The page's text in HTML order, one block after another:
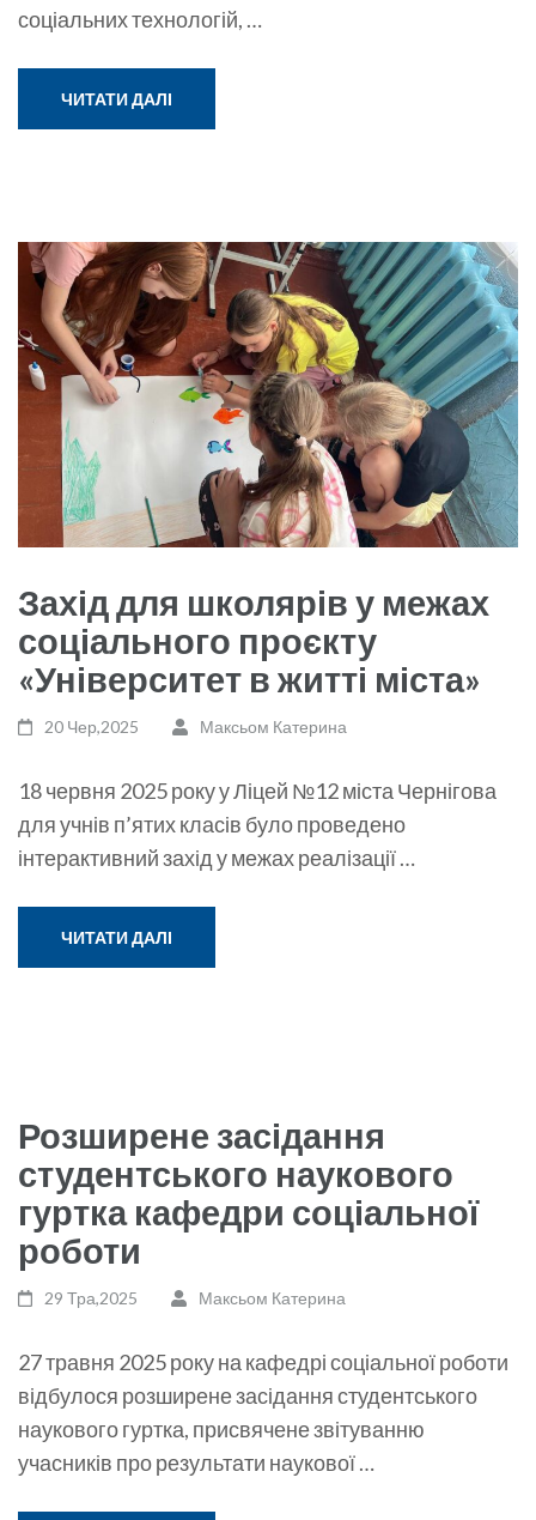
соціальних технологій, …
ЧИТАТИ ДАЛІ
Захід для школярів у межах
соціального проєкту
«Університет в житті міста»
20 Чер,2025 Максьом Катерина
18 червня 2025 року у Ліцей №12 міста Чернігова
для учнів п’ятих класів було проведено
інтерактивний захід у межах реалізації …
ЧИТАТИ ДАЛІ
Розширене засідання
студентського наукового
гуртка кафедри соціальної
роботи
29 Тра,2025 Максьом Катерина
27 травня 2025 року на кафедрі соціальної роботи
відбулося розширене засідання студентського
наукового гуртка, присвячене звітуванню
учасників про результати наукової …